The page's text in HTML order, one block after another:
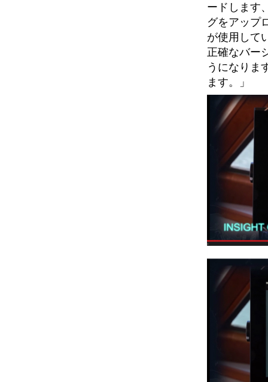
ードします
グをアップ
が使用して
正確なバー
うになりま
ます。」